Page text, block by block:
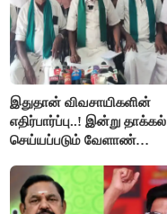
இதுதான் விவசாயிகளின்
எதிர்பார்ப்பு..! இன்று தாக்கல்
செய்யப்படும் வேளாண்
கோரிக்கை!